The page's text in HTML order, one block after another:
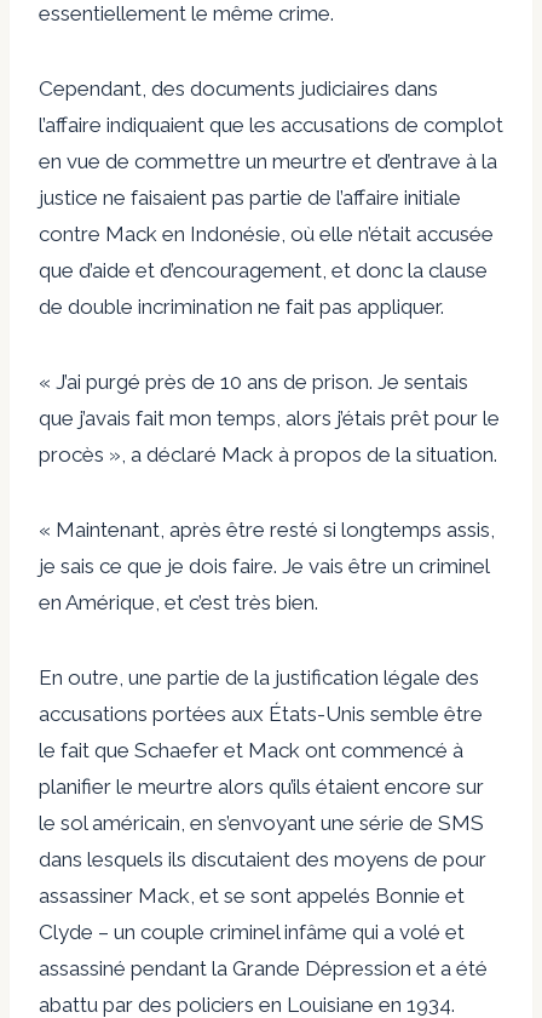
essentiellement le même crime.
Cependant, des documents judiciaires dans
l’affaire indiquaient que les accusations de complot
en vue de commettre un meurtre et d’entrave à la
justice ne faisaient pas partie de l’affaire initiale
contre Mack en Indonésie, où elle n’était accusée
que d’aide et d’encouragement, et donc la clause
de double incrimination ne fait pas appliquer.
« J’ai purgé près de 10 ans de prison. Je sentais
que j’avais fait mon temps, alors j’étais prêt pour le
procès », a déclaré Mack à propos de la situation.
« Maintenant, après être resté si longtemps assis,
je sais ce que je dois faire. Je vais être un criminel
en Amérique, et c’est très bien.
En outre, une partie de la justification légale des
accusations portées aux États-Unis semble être
le fait que Schaefer et Mack ont ​​commencé à
planifier le meurtre alors qu’ils étaient encore sur
le sol américain, en s’envoyant une série de SMS
dans lesquels ils discutaient des moyens de pour
assassiner Mack, et se sont appelés Bonnie et
Clyde – un couple criminel infâme qui a volé et
assassiné pendant la Grande Dépression et a été
abattu par des policiers en Louisiane en 1934.